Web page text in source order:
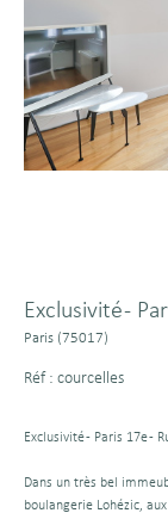
Exclusivité -
Paris (75017)
Réf : courcelles
Exclusivité - Paris 17e -
Dans un très bel
boulangerie Lohézic,